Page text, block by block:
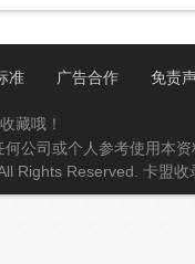
准 广告合作 免责
藏哦！
公司或个人参考使用本
Rights Reserved. 卡盟收